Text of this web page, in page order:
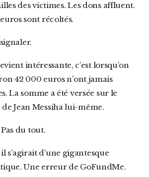
des victimes. Les dons affluent.
sont récoltés.
42 000 euros n’ont jamais
La somme a été versée sur le
Jean Messiha lui-même.
Pas du tout.
Une erreur de GoFundMe.